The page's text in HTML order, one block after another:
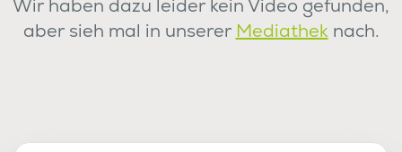
Wir haben dazu leider kein Video gefunden,
aber sieh mal in unserer Mediathek nach.